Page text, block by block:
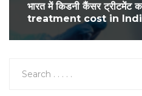
भारत में किडनी कैंसर
treatment cost in